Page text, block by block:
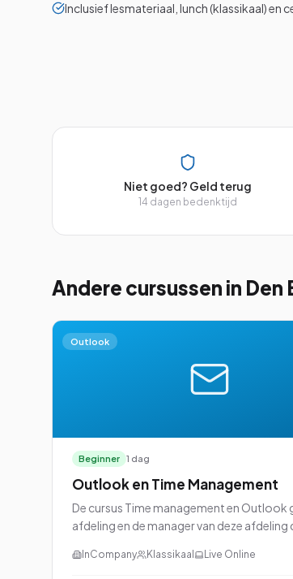
Inclusief lesmateriaal, lunch (klassikaal) en
Niet goed? Geld terug
14 dagen bedenktijd
Andere cursussen in Den
Outlook
Beginner 1 dag
Outlook en Time Management
De cursus Time management en Outlook
afdeling en de manager van deze afdeling
benutten. De principes van Time
InCompany Klassikaal Live Online